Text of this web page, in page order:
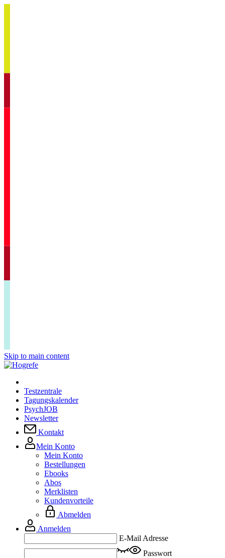
Skip to main content
Testzentrale
Tagungskalender
PsychJOB
Newsletter
Kontakt
Mein Konto
Mein Konto
Bestellungen
Ebooks
Abos
Merklisten
Kundenvorteile
Abmelden
Anmelden
E-Mail Adresse
Passwort